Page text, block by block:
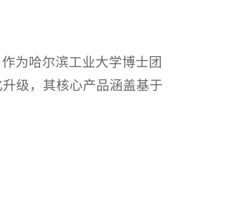
为哈尔滨工业大学博士团
级，其核心产品涵盖基于